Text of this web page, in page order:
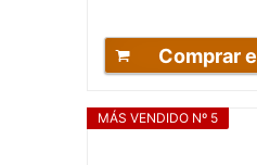
Comprar
MÁS VENDIDO Nº 5